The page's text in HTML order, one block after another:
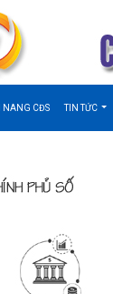
NANG CĐS TIN TỨC